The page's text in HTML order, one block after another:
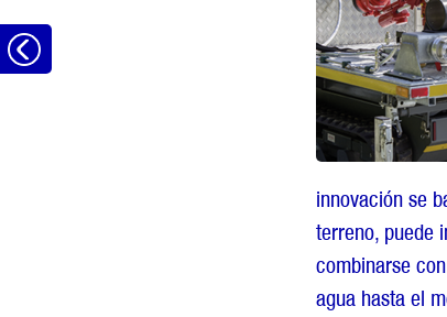
innovación se
terreno, puede
combinarse
agua hasta el